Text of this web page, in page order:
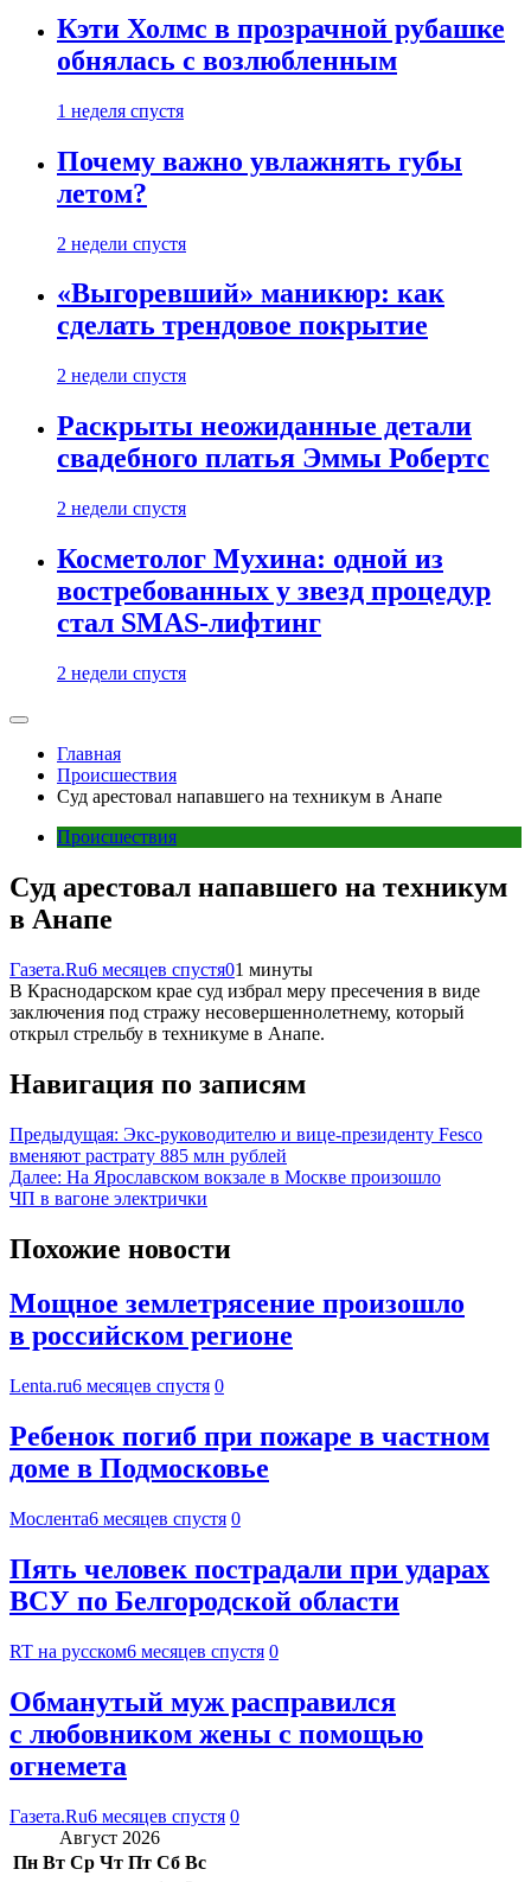
Кэти Холмс в прозрачной рубашке
обнялась с возлюбленным
1 неделя спустя
Почему важно увлажнять губы
летом?
2 недели спустя
«Выгоревший» маникюр: как
сделать трендовое покрытие
2 недели спустя
Раскрыты неожиданные детали
свадебного платья Эммы Робертс
2 недели спустя
Косметолог Мухина: одной из
востребованных у звезд процедур
стал SMAS-лифтинг
2 недели спустя
Главная
Происшествия
Cуд арестовал напавшего на техникум в Анапе
Происшествия
Cуд арестовал напавшего на техникум
в Анапе
Газета.Ru6 месяцев спустя01 минуты
В Краснодарском крае суд избрал меру пресечения в виде
заключения под стражу несовершеннолетнему, который
открыл стрельбу в техникуме в Анапе.
Навигация по записям
Предыдущая: Экс-руководителю и вице-президенту Fesco
вменяют растрату 885 млн рублей
Далее: На Ярославском вокзале в Москве произошло
ЧП в вагоне электрички
Похожие новости
Мощное землетрясение произошло
в российском регионе
Lenta.ru6 месяцев спустя 0
Ребенок погиб при пожаре в частном
доме в Подмосковье
Мослента6 месяцев спустя 0
Пять человек пострадали при ударах
ВСУ по Белгородской области
RT на русском6 месяцев спустя 0
Обманутый муж расправился
с любовником жены с помощью
огнемета
Газета.Ru6 месяцев спустя 0
Август 2026
Пн Вт Ср Чт Пт Сб Вс